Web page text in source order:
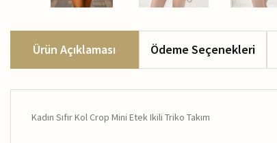
Ürün Açıklaması Ödeme Seçenekleri
Kadın Sıfır Kol Crop Mini Etek Ikili Triko Takım